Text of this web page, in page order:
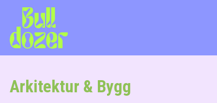
Arkitektur & Bygg